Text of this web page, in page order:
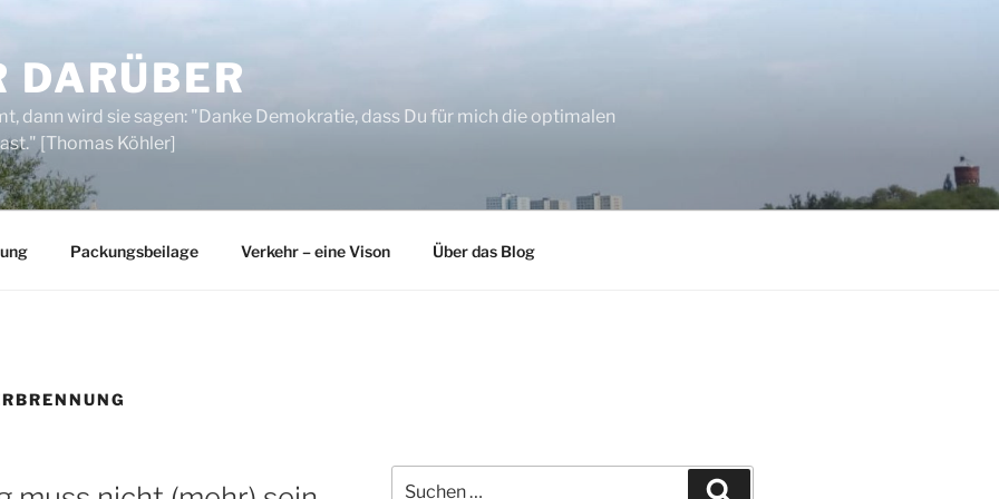
DARÜBER
dann wird sie sagen: "Danke Demokratie, dass Du für mich die optimalen
[Thomas Köhler]
Packungsbeilage Verkehr – eine Vison Über das Blog